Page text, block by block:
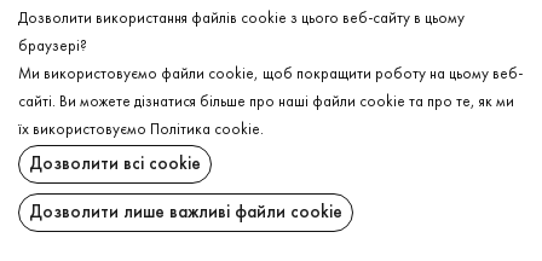
повсякденної прогулянки, так і під час занять спортом, адже
виріб універсальний, та чудово комбінується з різними стилями.
Також має доволі щільну структуру та не просвічується. Має
якісну, міцну горловину з рібани, яка на довгий час зберігає
свою форму. По рукавах та низу вироба є дворядкова
окантовка.
СКЛАД
Бавовна - 95%, Еластан - 5%
ДОСТАВКА
ПОВЕРНЕННЯ
Дозволити використання файлів cookie з цього веб-сайту в цьому
браузері?
Ми використовуємо файли cookie, щоб покращити роботу на цьому веб-
сайті. Ви можете дізнатися більше про наші файли cookie та про те, як ми
їх використовуємо
Політика cookie.
Дозволити всі cookie
Дозволити лише важливі файли cookie